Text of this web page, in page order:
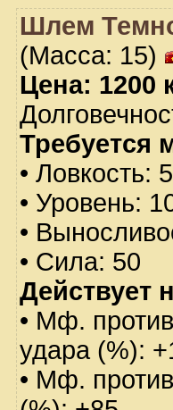
Шлем
(Масса: 15)
Цена: 1200
Требуется
• Ловкость:
• Уровень:
•
• Сила: 50
Действует
• Мф.
удара (%):
• Мф.